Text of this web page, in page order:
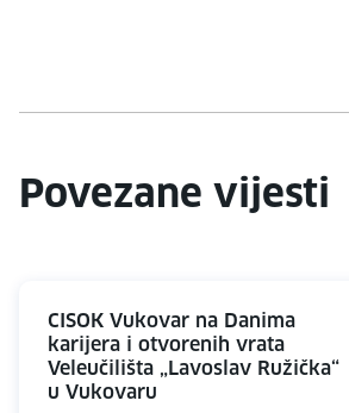
Povezane vijesti
CISOK Vukovar na Danima
karijera i otvorenih vrata
Veleučilišta „Lavoslav Ružička“
u Vukovaru